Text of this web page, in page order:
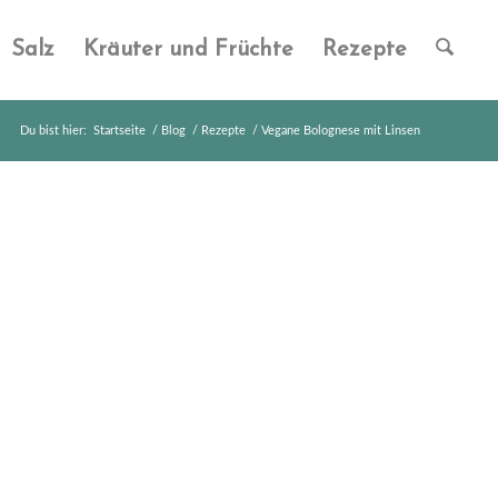
Salz Kräuter und Früchte Rezepte
Du bist hier: Startseite / Blog / Rezepte / Vegane Bolognese mit Linsen